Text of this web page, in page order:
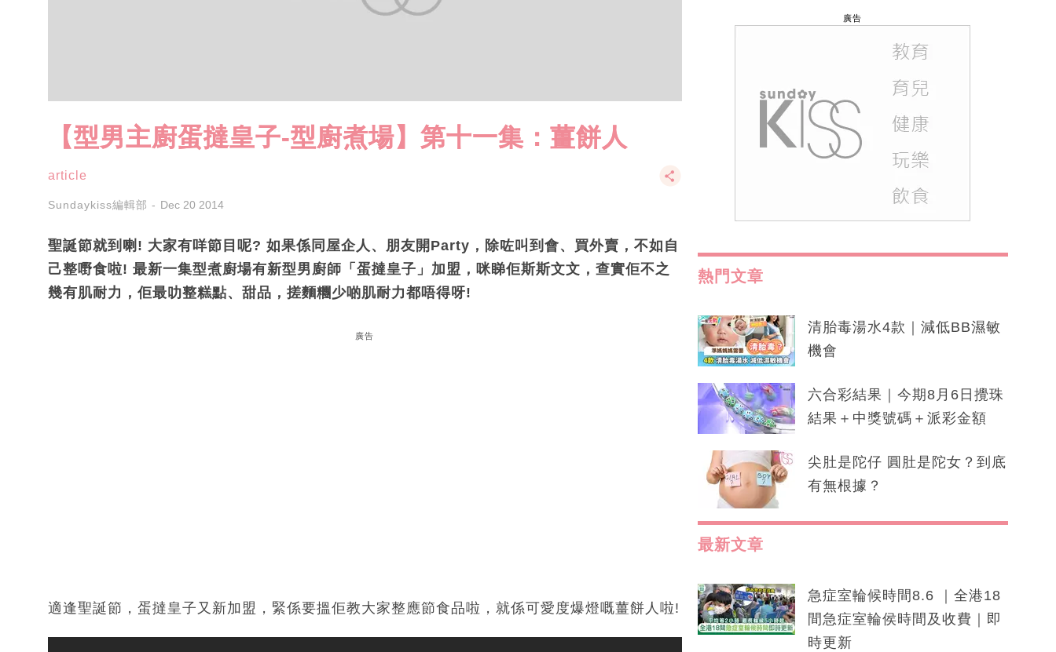
【型男主廚蛋撻皇子-型廚煮場】第十一集：薑餅人
article
Sundaykiss編輯部 Dec 20 2014
聖誕節就到喇! 大家有咩節目呢? 如果係同屋企人、朋友開Party，除咗叫到會、買外賣，不如自
己整嘢食啦! 最新一集型煮廚場有新型男廚師「蛋撻皇子」加盟，咪睇佢斯斯文文，查實佢不之
幾有肌耐力，佢最叻整糕點、甜品，搓麵糰少啲肌耐力都唔得呀!
廣告
適逢聖誕節，蛋撻皇子又新加盟，緊係要搵佢教大家整應節食品啦，就係可愛度爆燈嘅薑餅人啦!
廣告
熱門文章
清胎毒湯水4款｜減低BB濕敏
機會
六合彩結果｜今期8月6日攪珠
結果＋中獎號碼＋派彩金額
尖肚是陀仔 圓肚是陀女？到底
有無根據？
最新文章
急症室輪候時間8.6 ｜全港18
間急症室輪侯時間及收費｜即
時更新